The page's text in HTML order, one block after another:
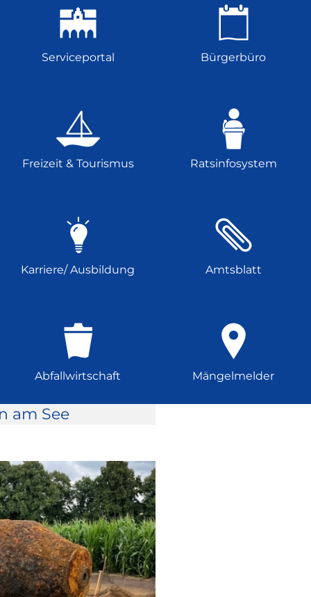
Serviceportal Bürgerbüro
Freizeit & Tourismus Ratsinfosystem
Karriere/ Ausbildung Amtsblatt
Abfallwirtschaft Mängelmelder
am See